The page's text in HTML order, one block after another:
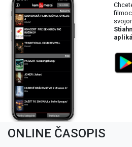
ONLINE ČASOPIS